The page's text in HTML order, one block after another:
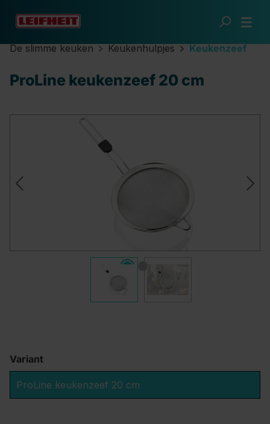
Ga naar de hoofdinhoud
De slimme keuken Keukenhulpjes Keukenzeef
ProLine keukenzeef 20 cm
Variant
ProLine keukenzeef 20 cm